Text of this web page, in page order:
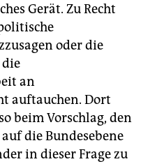
Gerät. Zu Recht
oder die
an
auftauchen. Dort
beim Vorschlag, den
die Bundesebene
in dieser Frage zu